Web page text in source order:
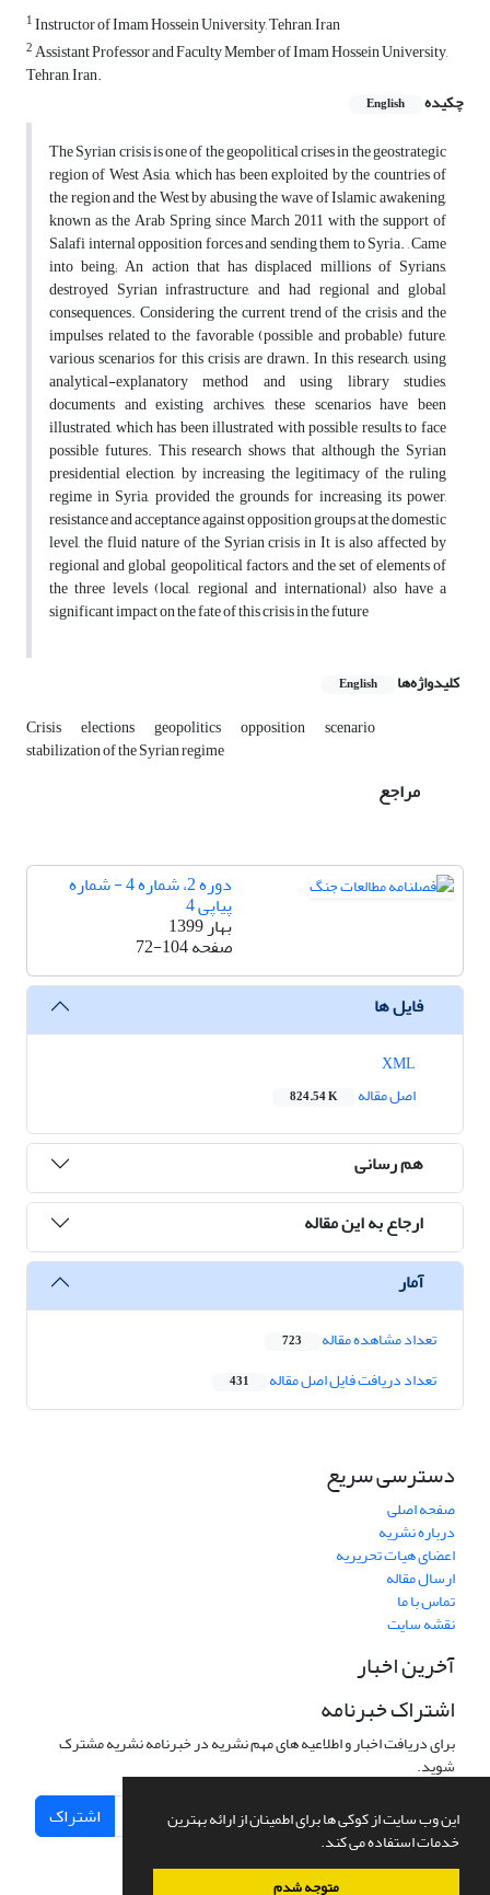
این وب سایت از کوکی ها برای اطمینان از ارائه بهترین
خدمات استفاده می کند.
متوجه شدم
1Instructor of Imam Hossein University, Tehran, Iran
2Assistant Professor and Faculty Member of Imam Hossein University,
Tehran, Iran.
چکیده
English
The Syrian crisis is one of the geopolitical crises in the geostrategic
region of West Asia, which has been exploited by the countries of
the region and the West by abusing the wave of Islamic awakening,
known as the Arab Spring since March 2011 with the support of
Salafi internal opposition forces and sending them to Syria. , Came
into being; An action that has displaced millions of Syrians,
destroyed Syrian infrastructure, and had regional and global
consequences. Considering the current trend of the crisis and the
impulses related to the favorable (possible and probable) future,
various scenarios for this crisis are drawn. In this research, using
analytical-explanatory method and using library studies,
documents and existing archives, these scenarios have been
illustrated, which has been illustrated with possible results to face
possible futures. This research shows that although the Syrian
presidential election, by increasing the legitimacy of the ruling
regime in Syria, provided the grounds for increasing its power,
resistance and acceptance against opposition groups at the domestic
level, the fluid nature of the Syrian crisis in It is also affected by
regional and global geopolitical factors, and the set of elements of
the three levels (local, regional and international) also have a
significant impact on the fate of this crisis in the future
کلیدواژه‌ها English
Crisis elections geopolitics opposition scenario
stabilization of the Syrian regime
مراجع
دوره 2، شماره 4 - شماره
پیاپی 4
بهار 1399
صفحه72-104
فایل ها
اصل مقاله
824.54 K
هم رسانی
ارجاع به این مقاله
آمار
تعداد مشاهده مقاله 723
تعداد دریافت فایل اصل مقاله 431
دسترسی سریع
صفحه اصلی
درباره نشریه
اعضای هیات تحریریه
ارسال مقاله
تماس با ما
نقشه سایت
آخرین اخبار
اشتراک خبرنامه
برای دریافت اخبار و اطلاعیه های مهم نشریه در خبرنامه نشریه مشترک
شوید.
اشتراک